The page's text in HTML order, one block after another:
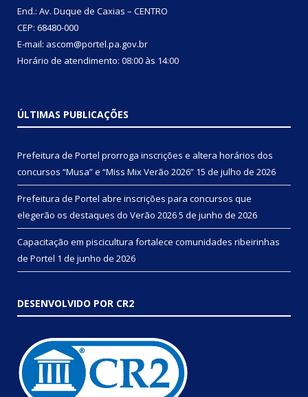
End.: Av. Duque de Caxias – CENTRO
CEP: 68480-000
E-mail: ascom@portel.pa.gov.br
Horário de atendimento: 08:00 às 14:00
ÚLTIMAS PUBLICAÇÕES
Prefeitura de Portel prorroga inscrições e altera horários dos
concursos “Musa” e “Miss Mix Verão 2026” 15 de julho de 2026
Prefeitura de Portel abre inscrições para concursos que
elegerão os destaques do Verão 20265 de junho de 2026
Capacitação em piscicultura fortalece comunidades ribeirinhas
de Portel 1 de junho de 2026
DESENVOLVIDO POR CR2